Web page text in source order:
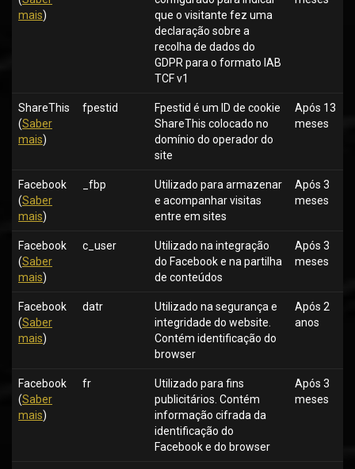
mais)
que o visitante fez uma
declaração sobre a
recolha de dados do
GDPR para o formato IAB
TCF v1
ShareThis
(Saber
mais)
fpestid
Fpestid é um ID de cookie
ShareThis colocado no
domínio do operador do
site
Após 13
meses
Facebook
(Saber
mais)
_fbp
Utilizado para armazenar
e acompanhar visitas
entre em sites
Após 3
meses
Facebook
(Saber
mais)
c_user
Utilizado na integração
do Facebook e na partilha
de conteúdos
Após 3
meses
Facebook
(Saber
mais)
datr
Utilizado na segurança e
integridade do website.
Contém identificação do
browser
Após 2
anos
Facebook
(Saber
mais)
fr
Utilizado para fins
publicitários. Contém
informação cifrada da
identificação do
Facebook e do browser
Após 3
meses